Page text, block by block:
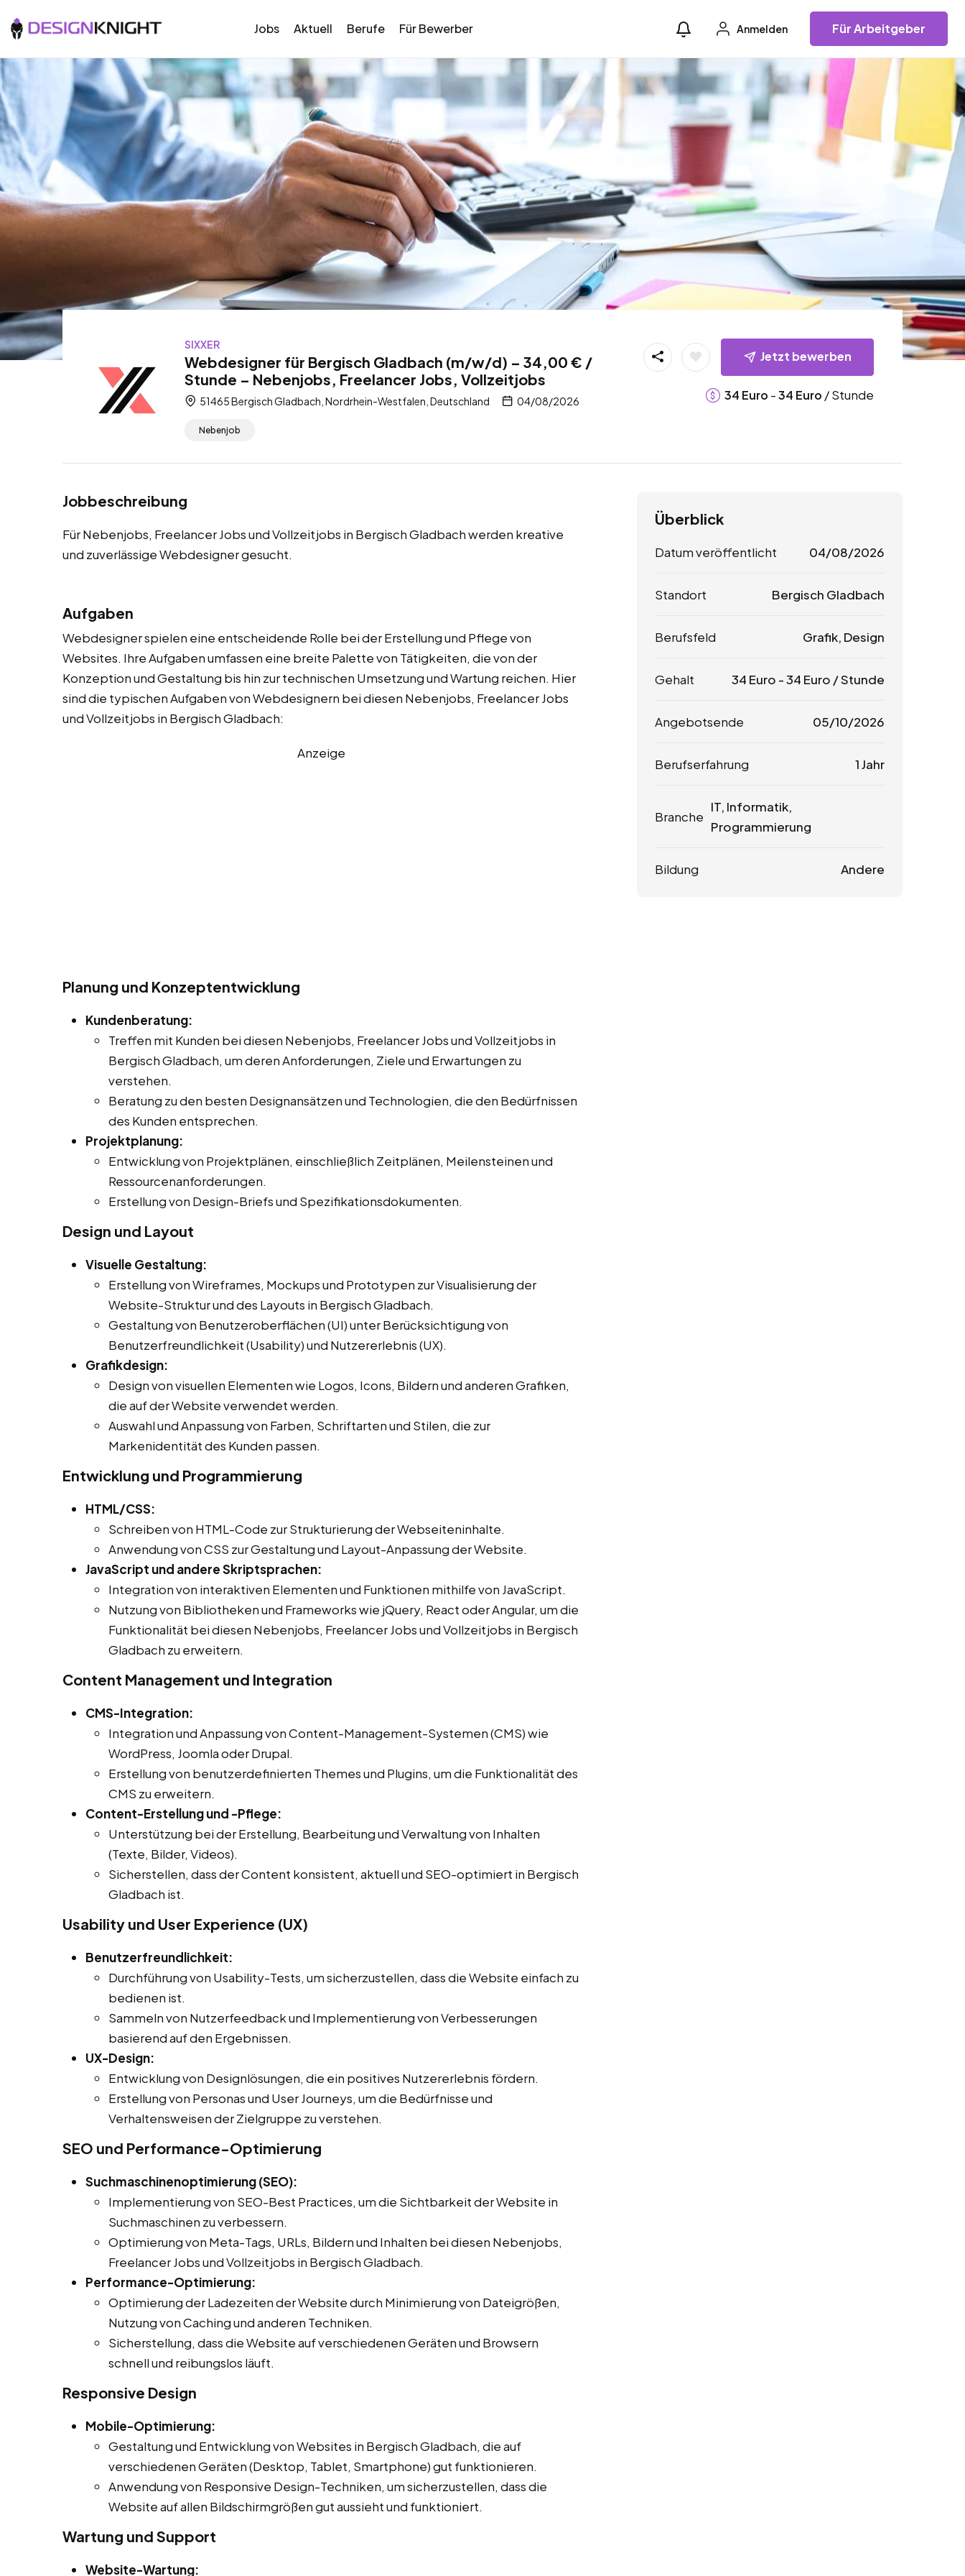
Jobs Aktuell Berufe Für Bewerber Anmelden Für Arbeitgeber
SIXXER
Webdesigner für Bergisch Gladbach (m/w/d) – 34,00 € /
Stunde – Nebenjobs, Freelancer Jobs, Vollzeitjobs
51465 Bergisch Gladbach, Nordrhein-Westfalen, Deutschland 04/08/2026
Nebenjob
Jetzt bewerben
34 Euro -34 Euro / Stunde
Jobbeschreibung
Für Nebenjobs, Freelancer Jobs und Vollzeitjobs in Bergisch Gladbach werden kreative
und zuverlässige Webdesigner gesucht.
Aufgaben
Webdesigner spielen eine entscheidende Rolle bei der Erstellung und Pflege von
Websites. Ihre Aufgaben umfassen eine breite Palette von Tätigkeiten, die von der
Konzeption und Gestaltung bis hin zur technischen Umsetzung und Wartung reichen. Hier
sind die typischen Aufgaben von Webdesignern bei diesen Nebenjobs, Freelancer Jobs
und Vollzeitjobs in Bergisch Gladbach:
Anzeige
Planung und Konzeptentwicklung
Kundenberatung:
Treffen mit Kunden bei diesen Nebenjobs, Freelancer Jobs und Vollzeitjobs in
Bergisch Gladbach, um deren Anforderungen, Ziele und Erwartungen zu
verstehen.
Beratung zu den besten Designansätzen und Technologien, die den Bedürfnissen
des Kunden entsprechen.
Projektplanung:
Entwicklung von Projektplänen, einschließlich Zeitplänen, Meilensteinen und
Ressourcenanforderungen.
Erstellung von Design-Briefs und Spezifikationsdokumenten.
Design und Layout
Visuelle Gestaltung:
Erstellung von Wireframes, Mockups und Prototypen zur Visualisierung der
Website-Struktur und des Layouts in Bergisch Gladbach.
Gestaltung von Benutzeroberflächen (UI) unter Berücksichtigung von
Benutzerfreundlichkeit (Usability) und Nutzererlebnis (UX).
Grafikdesign:
Design von visuellen Elementen wie Logos, Icons, Bildern und anderen Grafiken,
die auf der Website verwendet werden.
Auswahl und Anpassung von Farben, Schriftarten und Stilen, die zur
Markenidentität des Kunden passen.
Entwicklung und Programmierung
HTML/CSS:
Schreiben von HTML-Code zur Strukturierung der Webseiteninhalte.
Anwendung von CSS zur Gestaltung und Layout-Anpassung der Website.
JavaScript und andere Skriptsprachen:
Integration von interaktiven Elementen und Funktionen mithilfe von JavaScript.
Nutzung von Bibliotheken und Frameworks wie jQuery, React oder Angular, um die
Funktionalität bei diesen Nebenjobs, Freelancer Jobs und Vollzeitjobs in Bergisch
Gladbach zu erweitern.
Content Management und Integration
CMS-Integration:
Integration und Anpassung von Content-Management-Systemen (CMS) wie
WordPress, Joomla oder Drupal.
Erstellung von benutzerdefinierten Themes und Plugins, um die Funktionalität des
CMS zu erweitern.
Content-Erstellung und -Pflege:
Unterstützung bei der Erstellung, Bearbeitung und Verwaltung von Inhalten
(Texte, Bilder, Videos).
Sicherstellen, dass der Content konsistent, aktuell und SEO-optimiert in Bergisch
Gladbach ist.
Usability und User Experience (UX)
Benutzerfreundlichkeit:
Durchführung von Usability-Tests, um sicherzustellen, dass die Website einfach zu
bedienen ist.
Sammeln von Nutzerfeedback und Implementierung von Verbesserungen
basierend auf den Ergebnissen.
UX-Design:
Entwicklung von Designlösungen, die ein positives Nutzererlebnis fördern.
Erstellung von Personas und User Journeys, um die Bedürfnisse und
Verhaltensweisen der Zielgruppe zu verstehen.
SEO und Performance-Optimierung
Suchmaschinenoptimierung (SEO):
Implementierung von SEO-Best Practices, um die Sichtbarkeit der Website in
Suchmaschinen zu verbessern.
Optimierung von Meta-Tags, URLs, Bildern und Inhalten bei diesen Nebenjobs,
Freelancer Jobs und Vollzeitjobs in Bergisch Gladbach.
Performance-Optimierung:
Optimierung der Ladezeiten der Website durch Minimierung von Dateigrößen,
Nutzung von Caching und anderen Techniken.
Sicherstellung, dass die Website auf verschiedenen Geräten und Browsern
schnell und reibungslos läuft.
Responsive Design
Mobile-Optimierung:
Gestaltung und Entwicklung von Websites in Bergisch Gladbach, die auf
verschiedenen Geräten (Desktop, Tablet, Smartphone) gut funktionieren.
Anwendung von Responsive Design-Techniken, um sicherzustellen, dass die
Website auf allen Bildschirmgrößen gut aussieht und funktioniert.
Wartung und Support
Website-Wartung:
Überblick
Datum veröffentlicht 04/08/2026
Standort Bergisch Gladbach
Berufsfeld Grafik, Design
Gehalt 34 Euro -34 Euro / Stunde
Angebotsende 05/10/2026
Berufserfahrung 1 Jahr
Branche
IT, Informatik,
Programmierung
Bildung Andere